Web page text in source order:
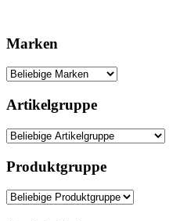
Marken
Artikelgruppe
Produktgruppe